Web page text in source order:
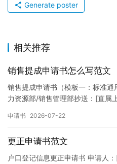
Generate poster
相关推荐
销售提成申请书怎么写范文
销售提成申请书（模板一：标准
力资源部/销售管理部抄送：[直属
申请书 2026-07-22
更正申请书范文
户口登记信息更正申请书 申请人